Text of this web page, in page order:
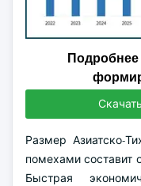
Подробнее
Размер Азиатско-
помехами составит
Быстрая